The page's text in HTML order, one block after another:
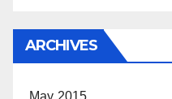
ARCHIVES